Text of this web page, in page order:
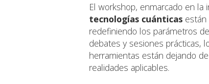
El workshop, enmarcado en la
tecnologías cuánticas están
redefiniendo los parámetros
debates y sesiones prácticas,
herramientas están dejando
realidades aplicables.